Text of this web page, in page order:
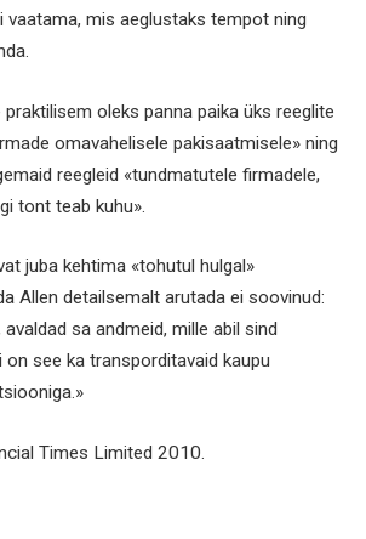
vaatama, mis aeglustaks tempot ning
oleks panna paika üks reeglite
omavahelisele pakisaatmisele» ning
reegleid «tundmatutele firmadele,
tont teab kuhu».
juba kehtima «tohutul hulgal»
Allen detailsemalt arutada ei soovinud:
sa andmeid, mille abil sind
on see ka transporditavaid kaupu
Times Limited 2010.